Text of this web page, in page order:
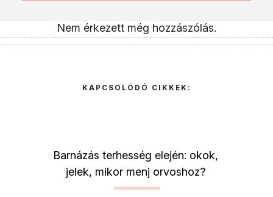
Nem érkezett még hozzászólás.
KAPCSOLÓDÓ CIKKEK:
Barnázás terhesség elején: okok,
jelek, mikor menj orvoshoz?